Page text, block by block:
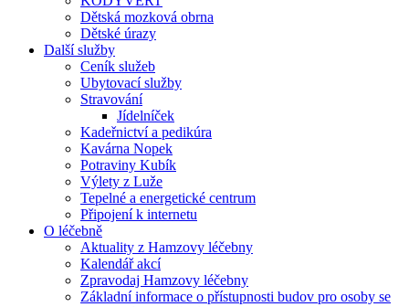
Dětská mozková obrna
Dětské úrazy
Další služby
Ceník služeb
Ubytovací služby
Stravování
Jídelníček
Kadeřnictví a pedikúra
Kavárna Nopek
Potraviny Kubík
Výlety z Luže
Tepelné a energetické centrum
Připojení k internetu
O léčebně
Aktuality z Hamzovy léčebny
Kalendář akcí
Zpravodaj Hamzovy léčebny
Základní informace o přístupnosti budov pro osoby se